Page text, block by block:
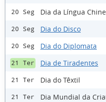
20 Seg Dia da Língua
20 Seg Dia do Disco
20 Seg Dia do Diplomata
21 Ter Dia de Tiradentes
21 Ter Dia do Têxtil
21 Ter Dia Mundial da